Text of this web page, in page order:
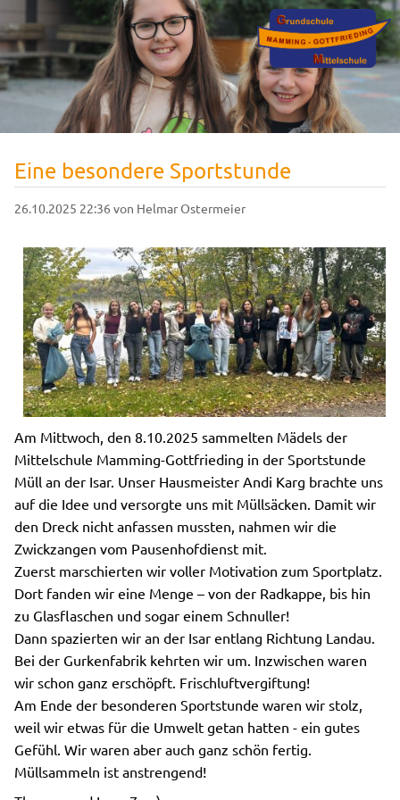
Eine besondere Sportstunde
26.10.2025 22:36 von Helmar Ostermeier
Am Mittwoch, den 8.10.2025 sammelten Mädels der
Mittelschule Mamming-Gottfrieding in der Sportstunde
Müll an der Isar. Unser Hausmeister Andi Karg brachte uns
auf die Idee und versorgte uns mit Müllsäcken. Damit wir
den Dreck nicht anfassen mussten, nahmen wir die
Zwickzangen vom Pausenhofdienst mit.
Zuerst marschierten wir voller Motivation zum Sportplatz.
Dort fanden wir eine Menge – von der Radkappe, bis hin
zu Glasflaschen und sogar einem Schnuller!
Dann spazierten wir an der Isar entlang Richtung Landau.
Bei der Gurkenfabrik kehrten wir um. Inzwischen waren
wir schon ganz erschöpft. Frischluftvergiftung!
Am Ende der besonderen Sportstunde waren wir stolz,
weil wir etwas für die Umwelt getan hatten - ein gutes
Gefühl. Wir waren aber auch ganz schön fertig.
Müllsammeln ist anstrengend!